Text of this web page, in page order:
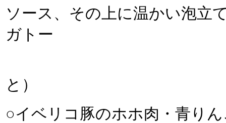
ソース、その上に温かい泡
ガトー
と）
○イベリコ豚のホホ肉・青り